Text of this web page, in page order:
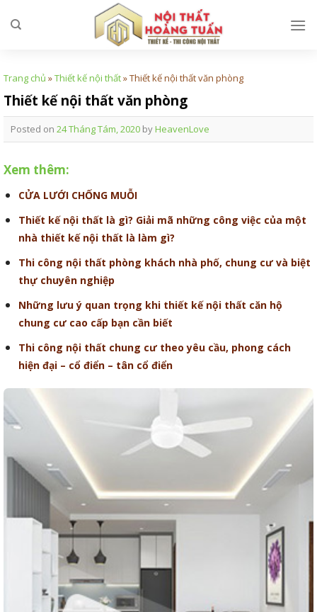
Trang chủ »Thiết kế nội thất»Thiết kế nội thất văn phòng
Thiết kế nội thất văn phòng
Posted on 24 Tháng Tám, 2020 byHeavenLove
Xem thêm:
CỬA LƯỚI CHỐNG MUỖI
Thiết kế nội thất là gì? Giải mã những công việc của một
nhà thiết kế nội thất là làm gì?
Thi công nội thất phòng khách nhà phố, chung cư và biệt
thự chuyên nghiệp
Những lưu ý quan trọng khi thiết kế nội thất căn hộ
chung cư cao cấp bạn cần biết
Thi công nội thất chung cư theo yêu cầu, phong cách
hiện đại – cổ điển – tân cổ điển